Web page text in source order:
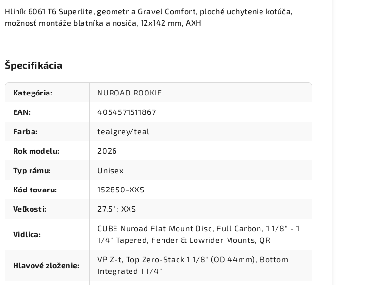
Hliník 6061 T6 Superlite, geometria Gravel Comfort, ploché uchytenie kotúča,
možnosť montáže blatníka a nosiča, 12x142 mm, AXH
Špecifikácia
Kategória: NUROAD ROOKIE
EAN: 4054571511867
Farba: tealgrey/teal
Rok modelu: 2026
Typ rámu: Unisex
Kód tovaru: 152850-XXS
Veľkosti: 27.5": XXS
Vidlica:
CUBE Nuroad Flat Mount Disc, Full Carbon, 1 1/8" - 1
1/4" Tapered, Fender & Lowrider Mounts, QR
Hlavové zloženie:
VP Z-t, Top Zero-Stack 1 1/8" (OD 44mm), Bottom
Integrated 1 1/4"